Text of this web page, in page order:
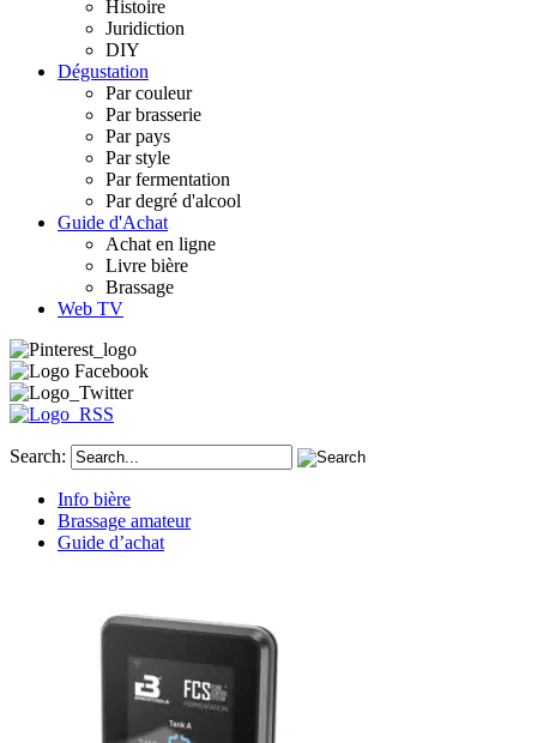
Histoire
Juridiction
DIY
Dégustation
Par couleur
Par brasserie
Par pays
Par style
Par fermentation
Par degré d'alcool
Guide d'Achat
Achat en ligne
Livre bière
Brassage
Web TV
Search:
Info bière
Brassage amateur
Guide d’achat